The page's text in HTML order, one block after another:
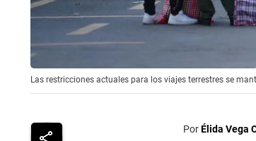
Las restricciones actuales para los viajes terrestres se
PorÉlida Vega